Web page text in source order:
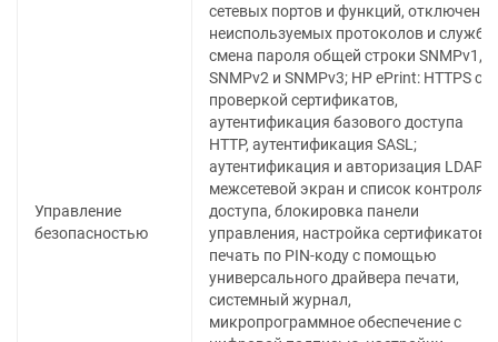
Управление
безопасностью
сетевых портов и функций, отключение
неиспользуемых протоколов и служб,
смена пароля общей строки SNMPv1,
SNMPv2 и SNMPv3; HP ePrint: HTTPS с
проверкой сертификатов,
аутентификация базового доступа
HTTP, аутентификация SASL;
аутентификация и авторизация LDAP:
межсетевой экран и список контроля
доступа, блокировка панели
управления, настройка сертификатов,
печать по PIN-коду с помощью
универсального драйвера печати,
системный журнал,
микропрограммное обеспечение с